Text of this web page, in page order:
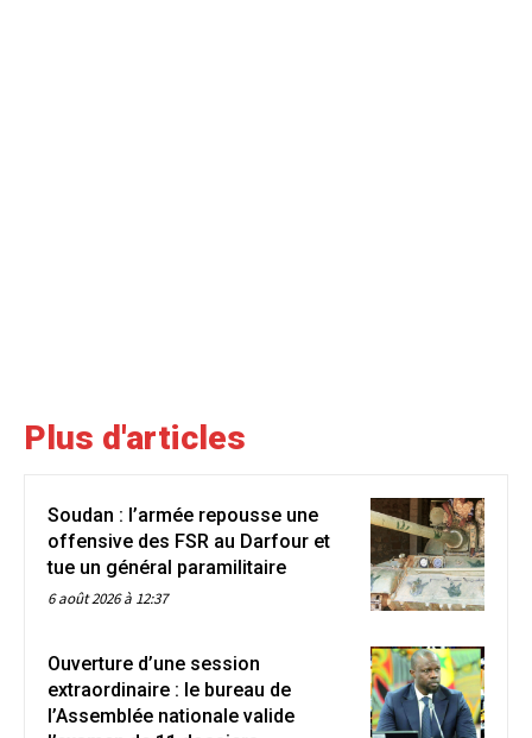
Plus d'articles
Soudan : l’armée repousse une
offensive des FSR au Darfour et
tue un général paramilitaire
6 août 2026 à 12:37
Ouverture d’une session
extraordinaire : le bureau de
l’Assemblée nationale valide